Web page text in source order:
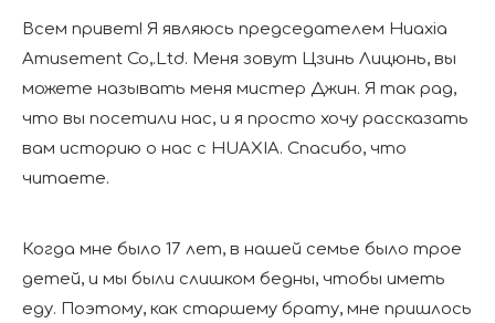
Всем привет! Я являюсь председателем Huaxia
Amusement Co,.Ltd. Меня зовут Цзинь Лицюнь, вы
можете называть меня мистер Джин. Я так рад,
что вы посетили нас, и я просто хочу рассказать
вам историю о нас с HUAXIA. Спасибо, что
читаете.
Когда мне было 17 лет, в нашей семье было трое
детей, и мы были слишком бедны, чтобы иметь
еду. Поэтому, как старшему брату, мне пришлось